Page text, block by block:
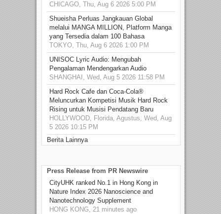
CHICAGO, Thu, Aug 6 2026 5:00 PM
Shueisha Perluas Jangkauan Global
melalui MANGA MILLION, Platform Manga
yang Tersedia dalam 100 Bahasa
TOKYO, Thu, Aug 6 2026 1:00 PM
UNISOC Lyric Audio: Mengubah
Pengalaman Mendengarkan Audio
SHANGHAI, Wed, Aug 5 2026 11:58 PM
Hard Rock Cafe dan Coca-Cola®
Meluncurkan Kompetisi Musik Hard Rock
Rising untuk Musisi Pendatang Baru
HOLLYWOOD, Florida, Agustus, Wed, Aug
5 2026 10:15 PM
Berita Lainnya
Press Release from PR Newswire
CityUHK ranked No.1 in Hong Kong in
Nature Index 2026 Nanoscience and
Nanotechnology Supplement
HONG KONG, 21 minutes ago